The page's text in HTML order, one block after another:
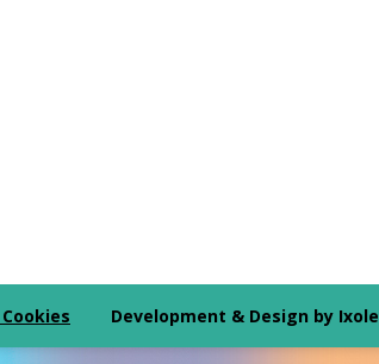
Development & Design by Ixole